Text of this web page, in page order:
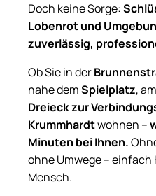
Doch keine Sorge:
Lobenrot und
zuverlässig,
Ob Sie in der
nahe demSpielplatz, am
Dreieck zur
Krummhardtwohnen –
Minuten bei Ihnen.
ohne Umwege – einfach
Mensch.